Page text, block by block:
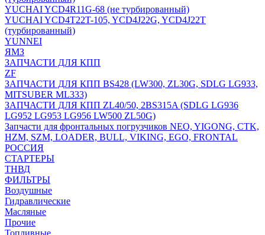
YUCHAI YCD4R11G-68 (не турбированный)
YUCHAI YCD4T22T-105, YCD4J22G, YCD4J22T
(турбированный)
YUNNEI
ЯМЗ
ЗАПЧАСТИ ДЛЯ КПП
ZF
ЗАПЧАСТИ ДЛЯ КПП BS428 (LW300, ZL30G, SDLG LG933,
MITSUBER ML333)
ЗАПЧАСТИ ДЛЯ КПП ZL40/50, 2BS315A (SDLG LG936
LG952 LG953 LG956 LW500 ZL50G)
Запчасти для фронтальных погрузчиков NEO, YIGONG, CTK,
HZM, SZM, LOADER, BULL, VIKING, EGO, FRONTAL
РОССИЯ
СТАРТЕРЫ
ТНВД
ФИЛЬТРЫ
Воздушные
Гидравлические
Масляные
Прочие
Топливные